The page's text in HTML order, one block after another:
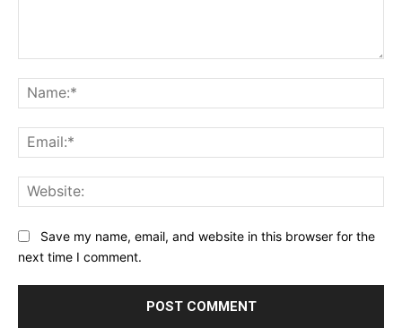
Save my name, email, and website in this browser for the
next time I comment.